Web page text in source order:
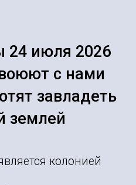
24 июля 2026
с нами
завладеть
землей
колонией